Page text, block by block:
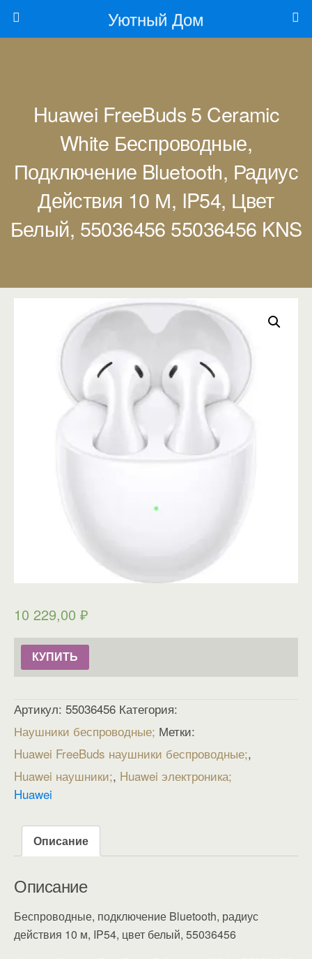
Уютный Дом
Huawei FreeBuds 5 Ceramic
White Беспроводные,
Подключение Bluetooth, Радиус
Действия 10 М, IP54, Цвет
Белый, 55036456 55036456 KNS
10 229,00 ₽
КУПИТЬ
Артикул: 55036456 Категория:
Наушники беспроводные Метки:
Huawei FreeBuds наушники беспроводные ,
Huawei наушники , Huawei электроника
Huawei
Описание
Описание
Беспроводные, подключение Bluetooth, радиус
действия 10 м, IP54, цвет белый, 55036456